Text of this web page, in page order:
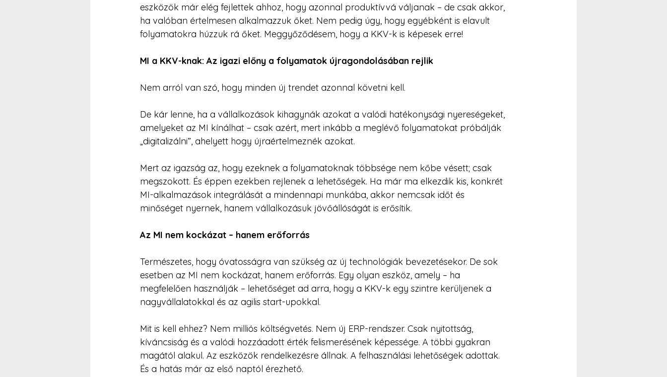
eszközök már elég fejlettek ahhoz, hogy azonnal produktívvá váljanak – de csak akkor,
ha valóban értelmesen alkalmazzuk őket. Nem pedig úgy, hogy egyébként is elavult
folyamatokra húzzuk rá őket. Meggyőződésem, hogy a KKV-k is képesek erre!
MI a KKV-knak: Az igazi előny a folyamatok újragondolásában rejlik
Nem arról van szó, hogy minden új trendet azonnal követni kell.
De kár lenne, ha a vállalkozások kihagynák azokat a valódi hatékonysági nyereségeket,
amelyeket az MI kínálhat – csak azért, mert inkább a meglévő folyamatokat próbálják
„digitalizálni”, ahelyett hogy újraértelmeznék azokat.
Mert az igazság az, hogy ezeknek a folyamatoknak többsége nem kőbe vésett; csak
megszokott. És éppen ezekben rejlenek a lehetőségek. Ha már ma elkezdik kis, konkrét
MI-alkalmazások integrálását a mindennapi munkába, akkor nemcsak időt és
minőséget nyernek, hanem vállalkozásuk jövőállóságát is erősítik.
Az MI nem kockázat – hanem erőforrás
Természetes, hogy óvatosságra van szükség az új technológiák bevezetésekor. De sok
esetben az MI nem kockázat, hanem erőforrás. Egy olyan eszköz, amely – ha
megfelelően használják – lehetőséget ad arra, hogy a KKV-k egy szintre kerüljenek a
nagyvállalatokkal és az agilis start-upokkal.
Mit is kell ehhez? Nem milliós költségvetés. Nem új ERP-rendszer. Csak nyitottság,
kíváncsiság és a valódi hozzáadott érték felismerésének képessége. A többi gyakran
magától alakul. Az eszközök rendelkezésre állnak. A felhasználási lehetőségek adottak.
És a hatás már az első naptól érezhető.